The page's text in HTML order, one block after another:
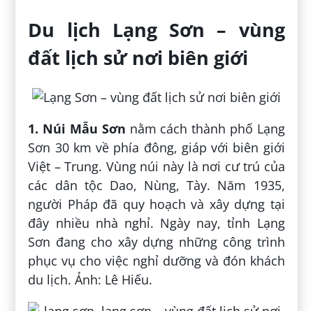
Du lịch Lạng Sơn – vùng
đất lịch sử nơi biên giới
1. Núi Mẫu Sơn nằm cách thành phố Lạng
Sơn 30 km về phía đông, giáp với biên giới
Việt – Trung. Vùng núi này là nơi cư trú của
các dân tộc Dao, Nùng, Tày. Năm 1935,
người Pháp đã quy hoạch và xây dựng tại
đây nhiều nhà nghỉ. Ngày nay, tỉnh Lạng
Sơn đang cho xây dựng những công trình
phục vụ cho việc nghỉ dưỡng và đón khách
du lịch. Ảnh: Lê Hiếu.